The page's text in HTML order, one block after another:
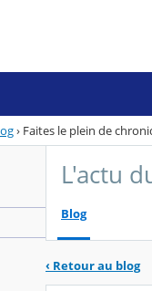
› Faites le plein de
L'actu
Blog
‹ Retour au blog